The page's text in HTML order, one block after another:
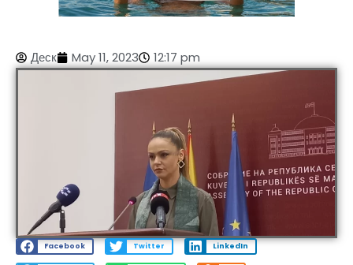
Деск May 11, 2023 12:17 pm
Facebook Twitter LinkedIn